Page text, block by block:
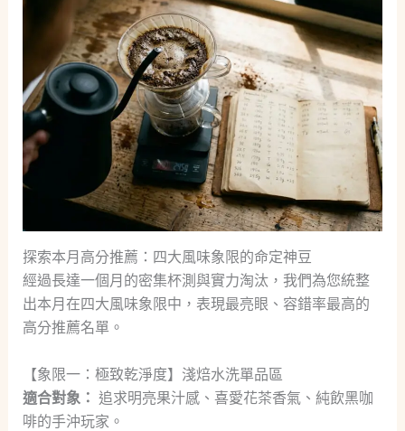
探索本月高分推薦：四大風味象限的命定神豆
經過長達一個月的密集杯測與實力淘汰，我們為您統整
出本月在四大風味象限中，表現最亮眼、容錯率最高的
高分推薦名單。
【象限一：極致乾淨度】淺焙水洗單品區
適合對象： 追求明亮果汁感、喜愛花茶香氣、純飲黑咖
啡的手沖玩家。